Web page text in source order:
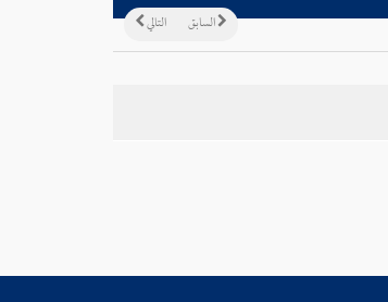
التالي السابق